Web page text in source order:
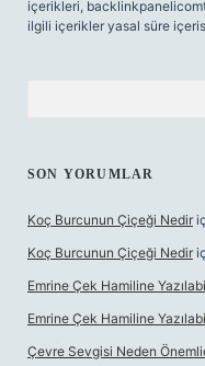
içerikleri,
ilgili içerikler yasal süre
SON YORUMLAR
Koç Burcunun Çiçeği Nedir
Koç Burcunun Çiçeği Nedir
Emrine Çek Hamiline
Emrine Çek Hamiline
Çevre Sevgisi Neden